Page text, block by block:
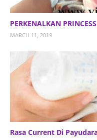
PERKENALKAN
MARCH 11, 2019
Rasa Current Di